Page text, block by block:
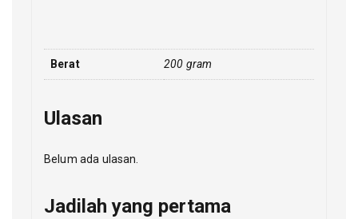
Berat 200 gram
Ulasan
Belum ada ulasan.
Jadilah yang pertama